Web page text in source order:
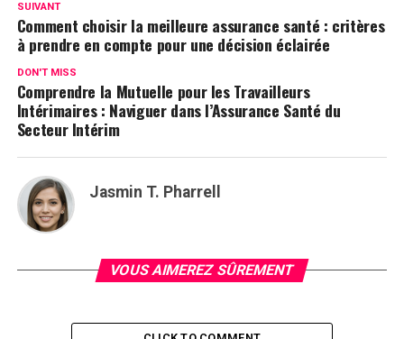
SUIVANT
Comment choisir la meilleure assurance santé : critères
à prendre en compte pour une décision éclairée
DON'T MISS
Comprendre la Mutuelle pour les Travailleurs
Intérimaires : Naviguer dans l’Assurance Santé du
Secteur Intérim
Jasmin T. Pharrell
VOUS AIMEREZ SÛREMENT